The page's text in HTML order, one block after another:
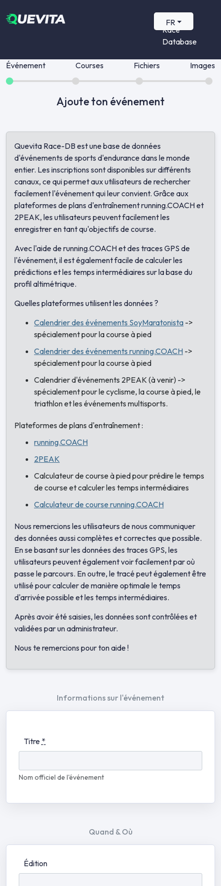
FR
Quevita
Race
Database
Événement Courses Fichiers Images
Ajoute ton événement
Quevita Race-DB est une base de données
d'événements de sports d'endurance dans le monde
entier. Les inscriptions sont disponibles sur différents
canaux, ce qui permet aux utilisateurs de rechercher
facilement l'événement qui leur convient. Grâce aux
plateformes de plans d'entraînement running.COACH et
2PEAK, les utilisateurs peuvent facilement les
enregistrer en tant qu'objectifs de course.
Avec l'aide de running.COACH et des traces GPS de
l'événement, il est également facile de calculer les
prédictions et les temps intermédiaires sur la base du
profil altimétrique.
Quelles plateformes utilisent les données ?
Calendrier des événements SoyMaratonista ->
spécialement pour la course à pied
Calendrier des événements running.COACH ->
spécialement pour la course à pied
Calendrier d'événements 2PEAK (à venir) ->
spécialement pour le cyclisme, la course à pied, le
triathlon et les événements multisports.
Plateformes de plans d'entraînement :
running.COACH
2PEAK
Calculateur de course à pied pour prédire le temps
de course et calculer les temps intermédiaires
Calculateur de course running.COACH
Nous remercions les utilisateurs de nous communiquer
des données aussi complètes et correctes que possible.
En se basant sur les données des traces GPS, les
utilisateurs peuvent également voir facilement par où
passe le parcours. En outre, le tracé peut également être
utilisé pour calculer de manière optimale le temps
d'arrivée possible et les temps intermédiaires.
Après avoir été saisies, les données sont contrôlées et
validées par un administrateur.
Nous te remercions pour ton aide !
Informations sur l'événement
Titre *
Nom officiel de l'événement
Quand & Où
Édition